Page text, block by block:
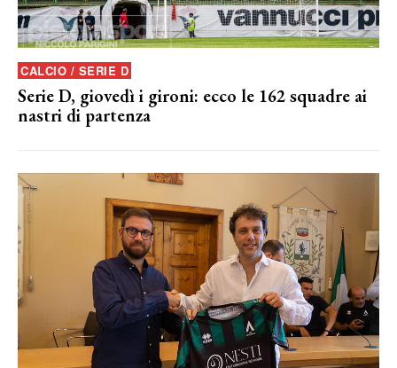
CALCIO / SERIE D
Serie D, giovedì i gironi: ecco le 162 squadre ai
nastri di partenza